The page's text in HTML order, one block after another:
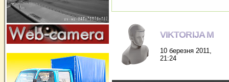
VIKTORIJA M
10 березня 2011,
21:24